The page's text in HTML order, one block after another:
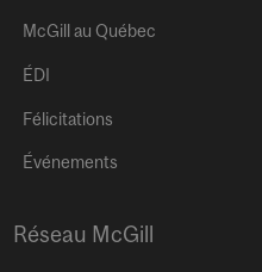
McGill au Québec
ÉDI
Félicitations
Événements
Réseau McGill